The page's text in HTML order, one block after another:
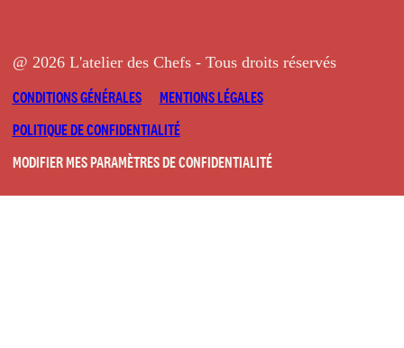
@ 2026 L'atelier des Chefs - Tous droits réservés
CONDITIONS GÉNÉRALES
MENTIONS LÉGALES
POLITIQUE DE CONFIDENTIALITÉ
MODIFIER MES PARAMÈTRES DE CONFIDENTIALITÉ